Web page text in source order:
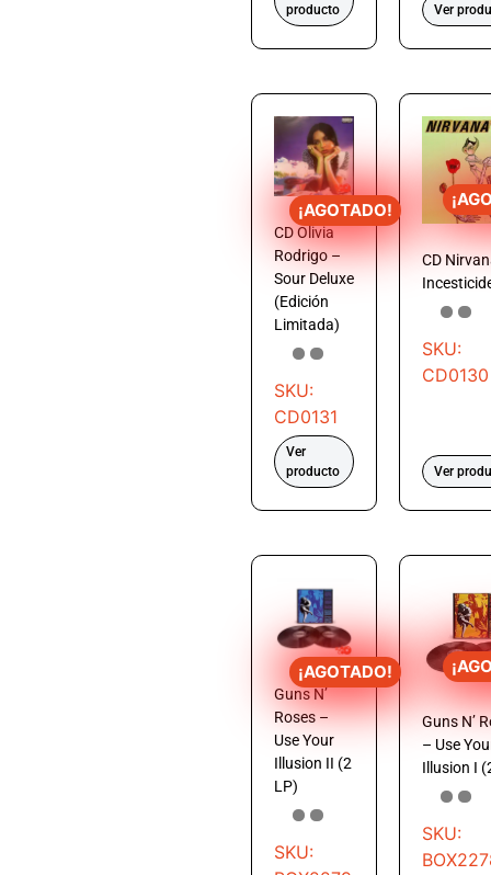
producto
Ver
¡AGOTADO!
CD Olivia
Rodrigo –
Sour Deluxe
(Edición
Limitada)
SKU:
CD0131
Ver
producto
CD
SKU:
CD0130
Ver
¡AGOTADO!
Guns N’
Roses –
Use Your
Illusion II (2
LP)
SKU:
Guns N’
– Use
Illusion I
SKU: